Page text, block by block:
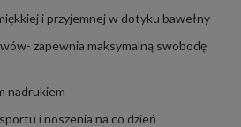
i przyjemnej w dotyku bawełny
zapewnia maksymalną swobodę
nadrukiem
i noszenia na co dzień